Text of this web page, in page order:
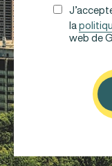
UNTITLED
la
web de